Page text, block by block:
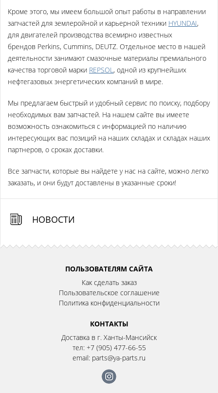
Кроме этого, мы имеем большой опыт работы в направлении
запчастей для землеройной и карьерной техники HYUNDAI,
для двигателей производства всемирно известных
брендов Perkins, Cummins, DEUTZ. Отдельное место в нашей
деятельности занимают смазочные материалы премиального
качества торговой марки REPSOL, одной из крупнейших
нефтегазовых энергетических компаний в мире.
Мы предлагаем быстрый и удобный сервис по поиску, подбору
необходимых вам запчастей. На нашем сайте вы имеете
возможность ознакомиться с информацией по наличию
интересующих вас позиций на наших складах и складах наших
партнеров, о сроках доставки.
Все запчасти, которые вы найдете у нас на сайте, можно легко
заказать, и они будут доставлены в указанные сроки!
НОВОСТИ
ПОЛЬЗОВАТЕЛЯМ САЙТА
Как сделать заказ
Пользовательское соглашение
Политика конфиденциальности
КОНТАКТЫ
Доставка в г. Ханты-Мансийск
тел: +7 (905) 477-66-55
email: parts@ya-parts.ru